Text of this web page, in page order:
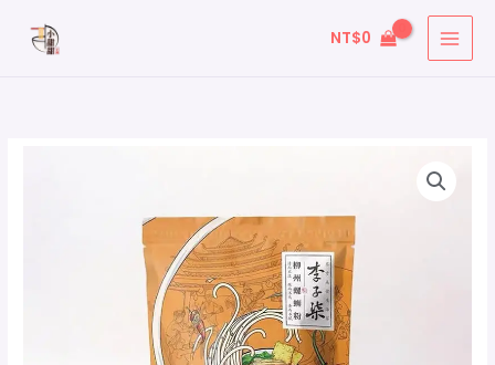
NT$0
格
範
圍：
NT$100
尋